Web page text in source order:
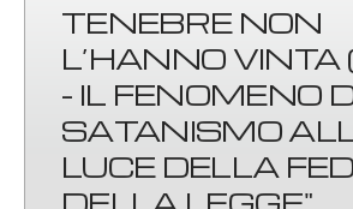
TENEBRE NON
L’HANNO VINTA
- IL FENOMENO
SATANISMO
LUCE DELLA